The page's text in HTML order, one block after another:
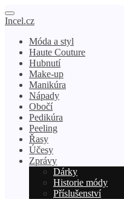
Incel.cz
Móda a styl
Haute Couture
Hubnutí
Make-up
Manikúra
Nápady
Obočí
Pedikúra
Peeling
Řasy
Účesy
Zprávy
Dárky
Historie módy
Příslušenství